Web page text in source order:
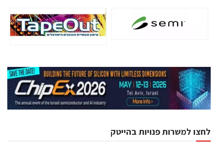
לחצו למשרות פנויות בהייטק